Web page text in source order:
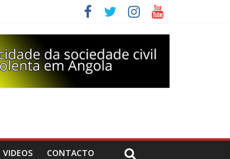
VIDEOS CONTACTO